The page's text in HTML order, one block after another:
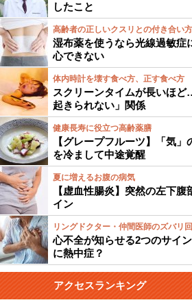
したこと
高齢者の正しいクスリとの付き合い方
湿布薬を使うなら光線過敏
心できない
体内時計を壊す食べ方、正す食べ方
スクリーンタイムが長いほ
起きられない」関係
健康長寿に役立つ高齢薬膳
【グレープフルーツ】「気
を冷まして中途覚醒
夏に増えるお腹の病気
【虚血性腸炎】突然の左下
イン
リングドクター・仲間医師のズバリ
心不全が知らせる2つのサイ
に熱中症？
アクセスランキング